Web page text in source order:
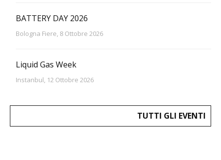
BATTERY DAY 2026
Bologna Fiere, 8 Ottobre 2026
Liquid Gas Week
Instanbul, 12 Ottobre 2026
TUTTI GLI EVENTI